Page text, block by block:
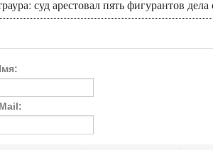
суд арестовал пять фигурантов